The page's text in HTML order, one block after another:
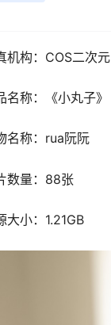
机构：COS二次元
名称：《小丸子》
名称：rua阮阮
数量：88张
大小：1.21GB